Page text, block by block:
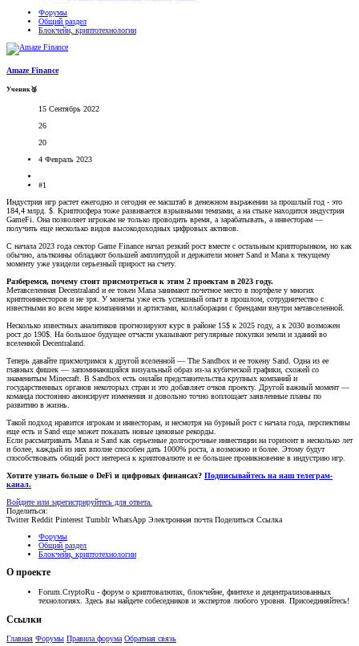
Форумы
Общий раздел
Блокчейн, криптотехнологии
Amaze Finance
Ученик🥉
15 Сентябрь 2022
26
20
4 Февраль 2023
#1
Индустрия игр растет ежегодно и сегодня ее масштаб в денежном выражении за прошлый год - это
184,4 млрд. $. Криптосфера тоже развивается взрывными темпами, а на стыке находится индустрия
GameFi. Она позволяет игрокам не только проводить время, а зарабатывать, а инвесторам —
получить еще несколько видов высокодоходных цифровых активов.
С начала 2023 года сектор Game Finance начал резкий рост вместе с остальным крипторынком, но как
обычно, альткоины обладают большей амплитудой и держатели монет Sand и Mana к текущему
моменту уже увидели серьезный прирост на счету.
Разберемся, почему стоит присмотреться к этим 2 проектам в 2023 году.
Метавселенная Decentraland и ее токен Mana занимают почетное место в портфеле у многих
криптоинвесторов и не зря. У монеты уже есть успешный опыт в прошлом, сотрудничество с
известными во всем мире компаниями и артистами, коллаборации с брендами внутри метавселенной.
Несколько известных аналитиков прогнозируют курс в районе 15$ к 2025 году, а к 2030 возможен
рост до 190$. На большое будущее отчасти указывают регулярные покупки земли и зданий во
вселенной Decentraland.
Теперь давайте присмотримся к другой вселенной — The Sandbox и ее токену Sand. Одна из ее
главных фишек — запоминающийся визуальный образ из-за кубической графики, схожей со
знаменитым Minecraft. В Sandbox есть онлайн представительства крупных компаний и
государственных органов некоторых стран и это добавляет очков проекту. Другой важный момент —
команда постоянно анонсирует изменения и довольно точно воплощает заявленные планы по
развитию в жизнь.
Такой подход нравится игрокам и инвесторам, и несмотря на бурный рост с начала года, перспективы
еще есть и Sand еще может показать новые ценовые рекорды.
Если рассматривать Mana и Sand как серьезные долгосрочные инвестиции на горизонт в несколько лет
и более, каждый из них вполне способен дать 1000% роста, а возможно и более. Этому будут
способствовать общий рост интереса к криптовалюте и ее большее проникновение в индустрию игр.
Хотите узнать больше о DeFi и цифровых финансах? Подписывайтесь на наш телеграм-
канал.
Войдите или зарегистрируйтесь для ответа.
Поделиться:
Twitter Reddit Pinterest Tumblr WhatsApp Электронная почта Поделиться Ссылка
Форумы
Общий раздел
Блокчейн, криптотехнологии
О проекте
Forum.CryptoRu - форум о криптовалютах, блокчейне, финтехе и децентрализованных
технологиях. Здесь вы найдете собеседников и экспертов любого уровня. Присоединяйтесь!
Ссылки
Главная Форумы Правила форума Обратная связь